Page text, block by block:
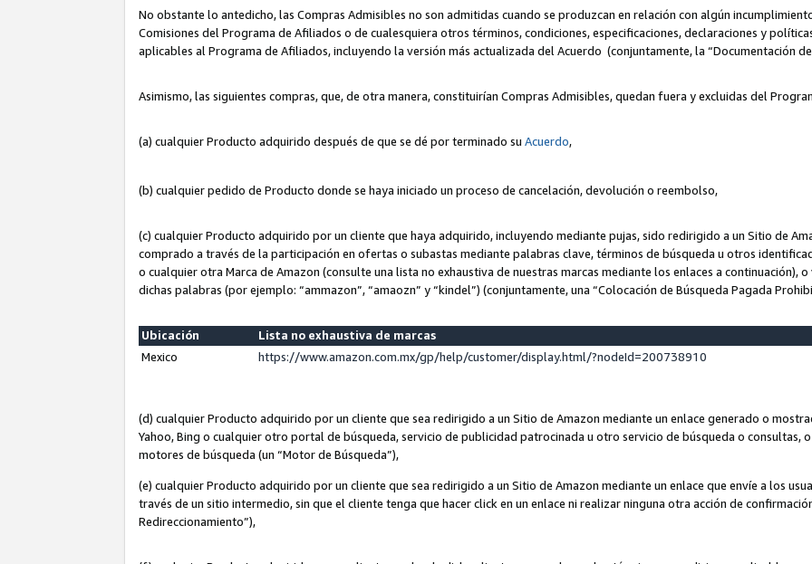
No obstante lo antedicho, las Compras Admisibles no son admitidas cuando se produzcan en relación con algún
Comisiones del Programa de Afiliados o de cualesquiera otros términos, condiciones, especificaciones, declaraciones y
aplicables al Programa de Afiliados, incluyendo la versión más actualizada del Acuerdo (conjuntamente, la “Documentación
Asimismo, las siguientes compras, que, de otra manera, constituirían Compras Admisibles, quedan fuera y excluidas del
(a) cualquier Producto adquirido después de que se dé por terminado su Acuerdo,
(b) cualquier pedido de Producto donde se haya iniciado un proceso de cancelación, devolución o reembolso,
(c) cualquier Producto adquirido por un cliente que haya adquirido, incluyendo mediante pujas, sido redirigido a un Sitio de
comprado a través de la participación en ofertas o subastas mediante palabras clave, términos de búsqueda u otros
o cualquier otra Marca de Amazon (consulte una lista no exhaustiva de nuestras marcas mediante los enlaces a continuación),
dichas palabras (por ejemplo: “ammazon”, “amaozn” y “kindel”) (conjuntamente, una “Colocación de Búsqueda Pagada
Ubicación
Lista no exhaustiva de marcas
Mexico
https://www.amazon.com.mx/gp/help/customer/display.html/?nodeId=200738910
(d) cualquier Producto adquirido por un cliente que sea redirigido a un Sitio de Amazon mediante un enlace generado o
Yahoo, Bing o cualquier otro portal de búsqueda, servicio de publicidad patrocinada u otro servicio de búsqueda o consultas,
motores de búsqueda (un “Motor de Búsqueda”),
(e) cualquier Producto adquirido por un cliente que sea redirigido a un Sitio de Amazon mediante un enlace que envíe a los
través de un sitio intermedio, sin que el cliente tenga que hacer click en un enlace ni realizar ninguna otra acción de
Redireccionamiento”),